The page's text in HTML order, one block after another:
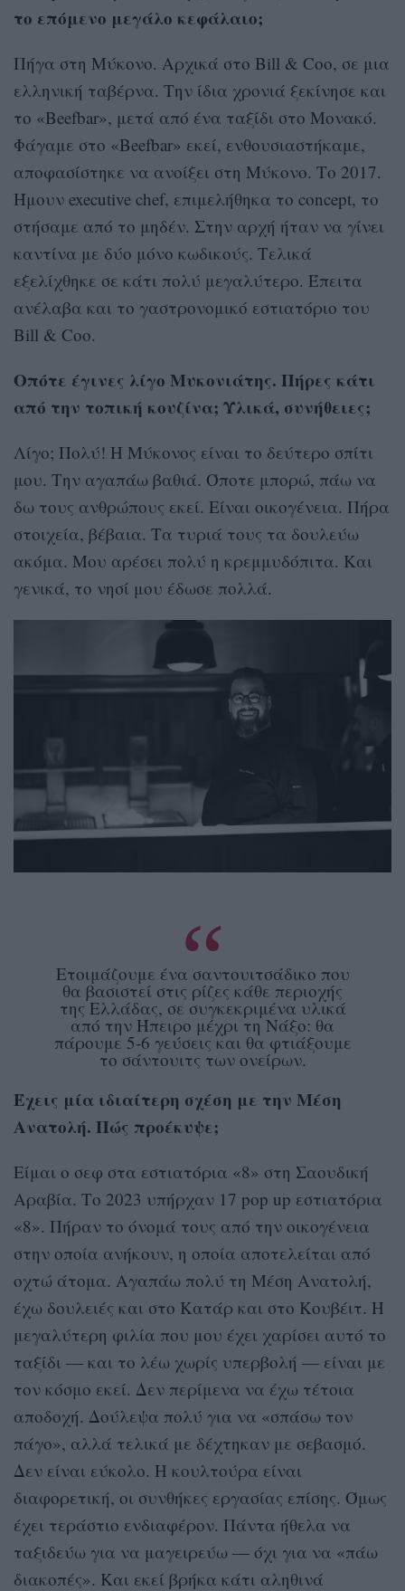
το επόμενο μεγάλο κεφάλαιο;
Πήγα στη Μύκονο. Αρχικά στο Bill & Coo, σε μια
ελληνική ταβέρνα. Την ίδια χρονιά ξεκίνησε και
το «Beefbar», μετά από ένα ταξίδι στο Μονακό.
Φάγαμε στο «Beefbar» εκεί, ενθουσιαστήκαμε,
αποφασίστηκε να ανοίξει στη Μύκονο. Το 2017.
Ήμουν executive chef, επιμελήθηκα το concept, το
στήσαμε από το μηδέν. Στην αρχή ήταν να γίνει
καντίνα με δύο μόνο κωδικούς. Τελικά
εξελίχθηκε σε κάτι πολύ μεγαλύτερο. Έπειτα
ανέλαβα και το γαστρονομικό εστιατόριο του
Bill & Coo.
Οπότε έγινες λίγο Μυκονιάτης. Πήρες κάτι
από την τοπική κουζίνα; Υλικά, συνήθειες;
Λίγο; Πολύ! Η Μύκονος είναι το δεύτερο σπίτι
μου. Την αγαπάω βαθιά. Όποτε μπορώ, πάω να
δω τους ανθρώπους εκεί. Είναι οικογένεια. Πήρα
στοιχεία, βέβαια. Τα τυριά τους τα δουλεύω
ακόμα. Μου αρέσει πολύ η κρεμμυδόπιτα. Και
γενικά, το νησί μου έδωσε πολλά.
Ετοιμάζουμε ένα σαντουιτσάδικο που
θα βασιστεί στις ρίζες κάθε περιοχής
της Ελλάδας, σε συγκεκριμένα υλικά
από την Ήπειρο μέχρι τη Νάξο: θα
πάρουμε 5-6 γεύσεις και θα φτιάξουμε
το σάντουιτς των ονείρων.
Έχεις μία ιδιαίτερη σχέση με την Μέση
Ανατολή. Πώς προέκυψε;
Είμαι ο σεφ στα εστιατόρια «8» στη Σαουδική
Αραβία. Το 2023 υπήρχαν 17 pop up εστιατόρια
«8». Πήραν το όνομά τους από την οικογένεια
στην οποία ανήκουν, η οποία αποτελείται από
οχτώ άτομα. Αγαπάω πολύ τη Μέση Ανατολή,
έχω δουλειές και στο Κατάρ και στο Κουβέιτ. Η
μεγαλύτερη φιλία που μου έχει χαρίσει αυτό το
ταξίδι — και το λέω χωρίς υπερβολή — είναι με
τον κόσμο εκεί. Δεν περίμενα να έχω τέτοια
αποδοχή. Δούλεψα πολύ για να «σπάσω τον
πάγο», αλλά τελικά με δέχτηκαν με σεβασμό.
Δεν είναι εύκολο. Η κουλτούρα είναι
διαφορετική, οι συνθήκες εργασίας επίσης. Όμως
έχει τεράστιο ενδιαφέρον. Πάντα ήθελα να
ταξιδεύω για να μαγειρεύω — όχι για να «πάω
διακοπές». Και εκεί βρήκα κάτι αληθινά